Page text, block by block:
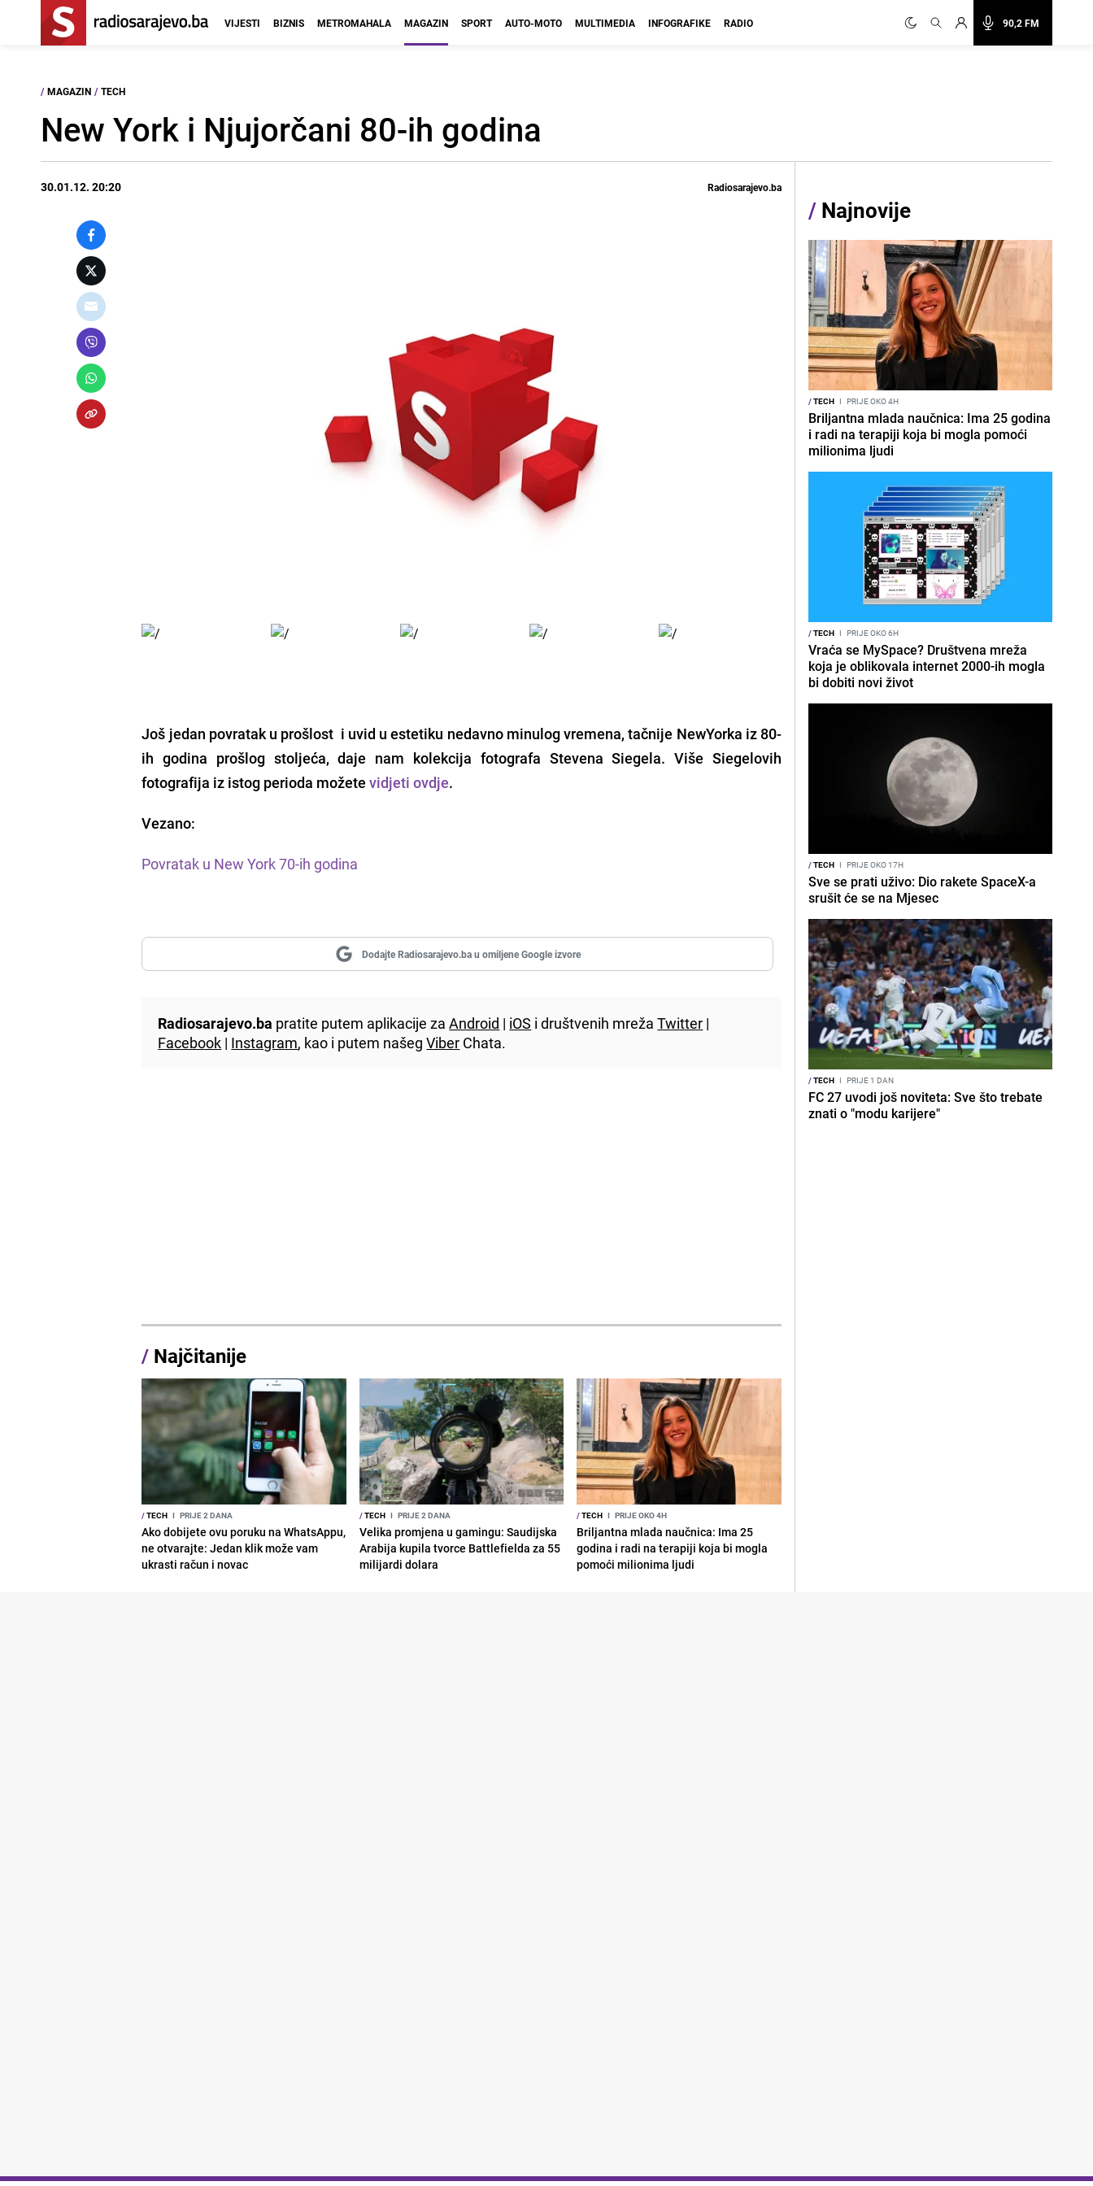
90,2 FM
VIJESTI BIZNIS METROMAHALA MAGAZIN SPORT AUTO-MOTO MULTIMEDIA INFOGRAFIKE RADIO
/ MAGAZIN / TECH
New York i Njujorčani 80-ih godina
30.01.12. 20:20 Radiosarajevo.ba
Još jedan povratak u prošlost i uvid u estetiku nedavno minulog vremena, tačnije NewYorka iz 80-
ih godina prošlog stoljeća, daje nam kolekcija fotografa Stevena Siegela. Više Siegelovih
fotografija iz istog perioda možetevidjeti ovdje.
Vezano:
Povratak u New York 70-ih godina
Dodajte Radiosarajevo.ba u omiljene Google izvore
Radiosarajevo.ba pratite putem aplikacije zaAndroid | iOS i društvenih mrežaTwitter |
Facebook | Instagram, kao i putem našegViber Chata.
/ Najčitanije
/TECH I PRIJE 2 DANA
Ako dobijete ovu poruku na WhatsAppu,
ne otvarajte: Jedan klik može vam
ukrasti račun i novac
/TECH I PRIJE 2 DANA
Velika promjena u gamingu: Saudijska
Arabija kupila tvorce Battlefielda za 55
milijardi dolara
/TECH I PRIJE OKO 4H
Briljantna mlada naučnica: Ima 25
godina i radi na terapiji koja bi mogla
pomoći milionima ljudi
/ Najnovije
/TECH I PRIJE OKO 4H
Briljantna mlada naučnica: Ima 25 godina
i radi na terapiji koja bi mogla pomoći
milionima ljudi
/TECH I PRIJE OKO 6H
Vraća se MySpace? Društvena mreža
koja je oblikovala internet 2000-ih mogla
bi dobiti novi život
/TECH I PRIJE OKO 17H
Sve se prati uživo: Dio rakete SpaceX-a
srušit će se na Mjesec
/TECH I PRIJE 1 DAN
FC 27 uvodi još noviteta: Sve što trebate
znati o "modu karijere"